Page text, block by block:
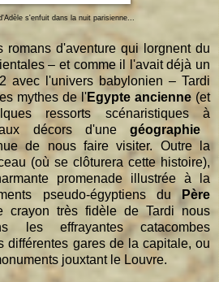
s'enfuit dans la nuit parisienne...
romans d'aventure qui lorgnent du
– et comme il l'avait déjà un
avec l'univers babylonien – Tardi
mythes de l'Egypte ancienne (et
ressorts scénaristiques à
décors d'une géographie
de nous faire visiter. Outre la
(où se clôturera cette histoire),
promenade illustrée à la
pseudo-égyptiens du Père
crayon très fidèle de Tardi nous
les effrayantes catacombes
différentes gares de la capitale, ou
jouxtant le Louvre.